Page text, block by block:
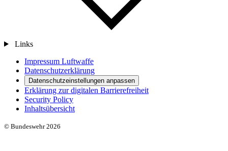
Links
Impressum Luftwaffe
Datenschutzerklärung
Datenschutzeinstellungen anpassen
Erklärung zur digitalen Barrierefreiheit
Security Policy
Inhaltsübersicht
© Bundeswehr 2026